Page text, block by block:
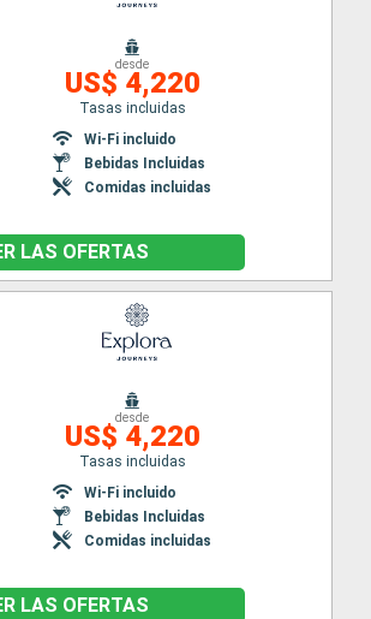
desde
US$ 4,220
Tasas incluidas
Wi-Fi incluido
Bebidas Incluidas
Comidas incluidas
LAS OFERTAS
desde
US$ 4,220
Tasas incluidas
Wi-Fi incluido
Bebidas Incluidas
Comidas incluidas
LAS OFERTAS